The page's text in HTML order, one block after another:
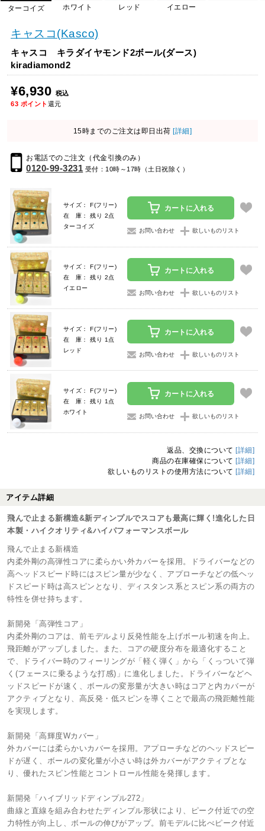
ターコイズ ホワイト レッド イエロー
キャスコ(Kasco)
キャスコ キラダイヤモンド2ボール(ダース)
kiradiamond2
¥6,930 税込
63 ポイント 還元
15時までのご注文は即日出荷 [詳細]
お電話でのご注文（代金引換のみ）
0120-99-3231 受付：10時～17時（土日祝除く）
サイズ： F(フリー)
在 庫： 残り 2点
ターコイズ
カートに入れる
お問い合わせ 欲しいものリスト
サイズ： F(フリー)
在 庫： 残り 2点
イエロー
カートに入れる
お問い合わせ 欲しいものリスト
サイズ： F(フリー)
在 庫： 残り 1点
レッド
カートに入れる
お問い合わせ 欲しいものリスト
サイズ： F(フリー)
在 庫： 残り 1点
ホワイト
カートに入れる
お問い合わせ 欲しいものリスト
返品、交換について [詳細]
商品の在庫確保について [詳細]
欲しいものリストの使用方法について [詳細]
アイテム詳細
飛んで止まる新構造&新ディンプルでスコアも最高に輝く!進化した日
本製・ハイクオリティ&ハイパフォーマンスボール
飛んで止まる新構造
内柔外剛の高弾性コアに柔らかい外カバーを採用。ドライバーなどの
高ヘッドスピード時にはスピン量が少なく、アプローチなどの低ヘッ
ドスピード時は高スピンとなり、ディスタンス系とスピン系の両方の
特性を併せ持ちます。
新開発「高弾性コア」
内柔外剛のコアは、前モデルより反発性能を上げボール初速を向上。
飛距離がアップしました。また、コアの硬度分布を最適化すること
で、ドライバー時のフィーリングが「軽く弾く」から「くっついて弾
く(フェースに乗るような打感)」に進化しました。ドライバーなどヘ
ッドスピードが速く、ボールの変形量が大きい時はコアと内カバーが
アクティブとなり、高反発・低スピンを導くことで最高の飛距離性能
を実現します。
新開発「高輝度Wカバー」
外カバーには柔らかいカバーを採用。アプローチなどのヘッドスピー
ドが遅く、ボールの変化量が小さい時は外カバーがアクティブとな
り、優れたスピン性能とコントロール性能を発揮します。
新開発「ハイブリッドディンプル272」
曲線と直線を組み合わせたディンプル形状により、ピーク付近での空
力特性が向上し、ボールの伸びがアップ。前モデルに比べピーク付近